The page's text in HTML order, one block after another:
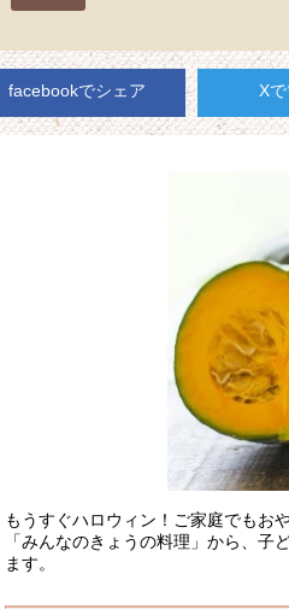
facebookでシェア X
もうすぐハロウィン！ご家庭でもお
「みんなのきょうの料理」から、
ます。